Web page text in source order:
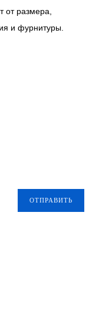
от размера,
и фурнитуры.
ОТПРАВИТЬ